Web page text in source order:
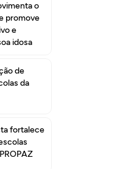
o
promove
e
idosa
de
da
fortalece